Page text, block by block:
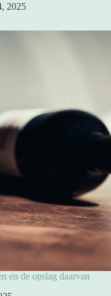
2025
en de opslag daarvan